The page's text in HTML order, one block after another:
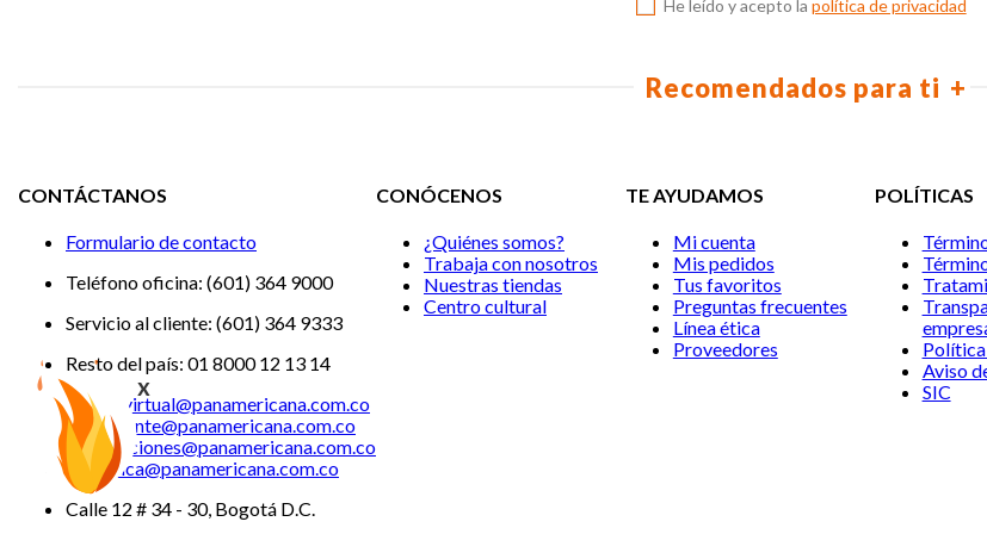
x
He leído y acepto la política de privacidad
Recomendados para ti
CONTÁCTANOS
Formulario de contacto
Teléfono oficina: (601) 364 9000
Servicio al cliente: (601) 364 9333
Resto del país: 01 8000 12 13 14
Tiendavirtual@panamericana.com.co
Servicliente@panamericana.com.co
notificaciones@panamericana.com.co
lineaetica@panamericana.com.co
Calle 12 # 34 - 30, Bogotá D.C.
CONÓCENOS
¿Quiénes somos?
Trabaja con nosotros
Nuestras tiendas
Centro cultural
TE AYUDAMOS
Mi cuenta
Mis pedidos
Tus favoritos
Preguntas frecuentes
Línea ética
Proveedores
POLÍTICAS
Aviso
SIC